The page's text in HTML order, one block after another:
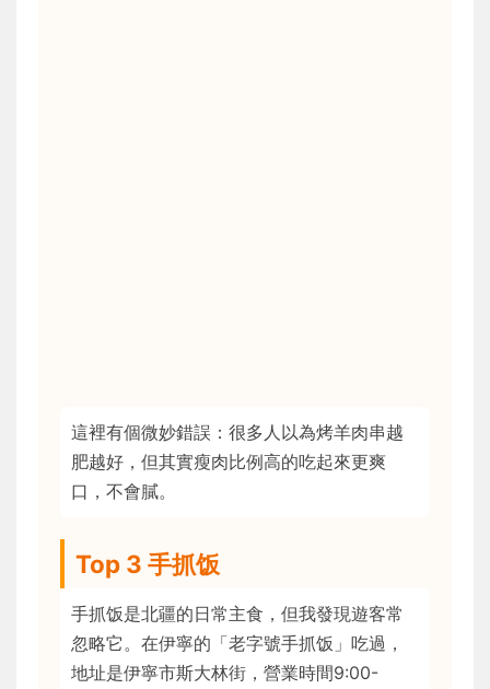
這裡有個微妙錯誤：很多人以為烤羊肉串越
肥越好，但其實瘦肉比例高的吃起來更爽
口，不會膩。
Top 3 手抓饭
手抓饭是北疆的日常主食，但我發現遊客常
忽略它。在伊寧的「老字號手抓饭」吃過，
地址是伊寧市斯大林街，營業時間9:00-